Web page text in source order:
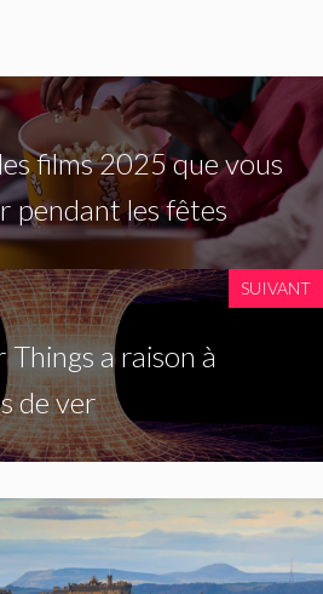
films 2025 que vous
pendant les fêtes
SUIVANT
a raison à
de ver